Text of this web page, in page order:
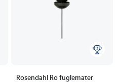
Rosendahl Ro fuglemater